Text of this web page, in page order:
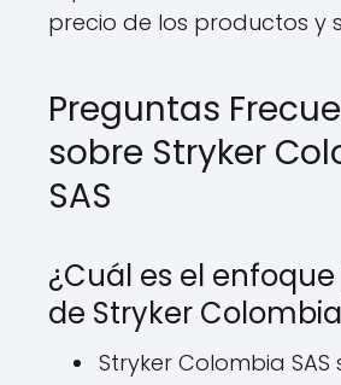
precio de los productos y
Preguntas
sobre Stryker
SAS
¿Cuál es el
de Stryker Colombia
Stryker Colombia